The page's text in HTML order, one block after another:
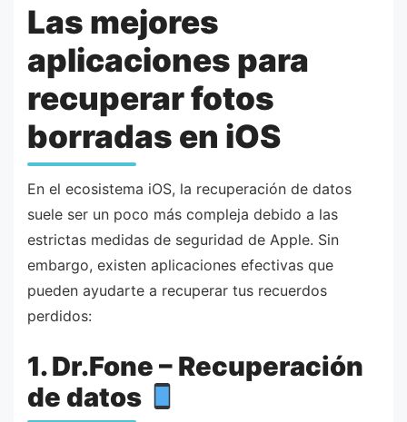
Las mejores
aplicaciones para
recuperar fotos
borradas en iOS
En el ecosistema iOS, la recuperación de datos
suele ser un poco más compleja debido a las
estrictas medidas de seguridad de Apple. Sin
embargo, existen aplicaciones efectivas que
pueden ayudarte a recuperar tus recuerdos
perdidos:
1. Dr.Fone – Recuperación
de datos